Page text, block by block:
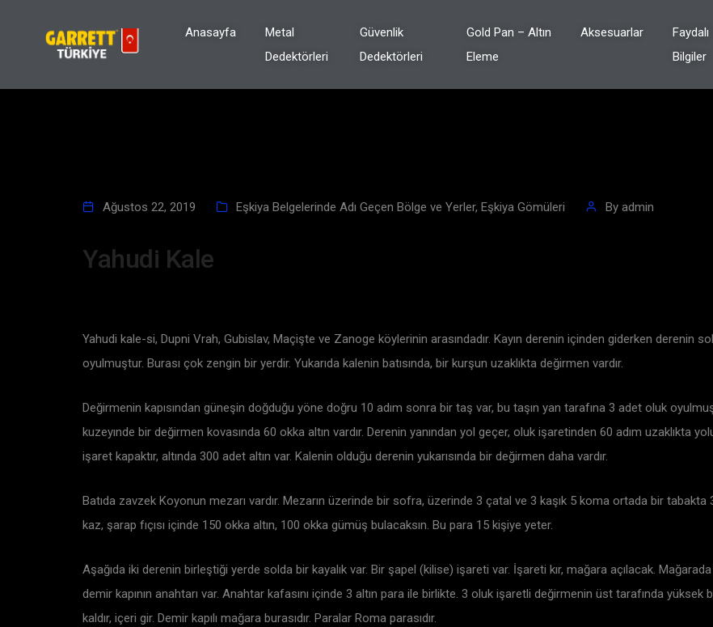
Anasayfa
Metal
Dedektörleri
Güvenlik
Dedektörleri
Gold Pan – Altın
Eleme
Aksesuarlar
Faydalı
Bilgiler
Ağustos 22, 2019 Eşkiya Belgelerinde Adı Geçen Bölge ve Yerler, Eşkiya Gömüleri By admin
Yahudi Kale
Yahudi kale-si, Dupni Vrah, Gubislav, Maçişte ve Zanoge köylerinin arasındadır. Kayın derenin içinden giderken derenin
oyulmuştur. Burası çok zengin bir yerdir. Yukarıda kalenin batısında, bir kurşun uzaklıkta değirmen vardır.
Değirmenin kapısından güneşin doğduğu yöne doğru 10 adım sonra bir taş var, bu taşın yan tarafına 3 adet oluk
kuzeyınde bir değirmen kovasında 60 okka altın vardır. Derenin yanından yol geçer, oluk işaretinden 60 adım uzaklıkta
işaret kapaktır, altında 300 adet altın var. Kalenin olduğu derenin yukarısında bir değirmen daha vardır.
Batıda zavzek Koyonun mezarı vardır. Mezarın üzerinde bir sofra, üzerinde 3 çatal ve 3 kaşık 5 koma ortada bir tabakta
kaz, şarap fıçısı içinde 150 okka altın, 100 okka gümüş bulacaksın. Bu para 15 kişiye yeter.
Aşağıda iki derenin birleştiği yerde solda bir kayalık var. Bir şapel (kilise) işareti var. İşareti kır, mağara açılacak.
demir kapının anahtarı var. Anahtar kafasını içinde 3 altın para ile birlikte. 3 oluk işaretli değirmenin üst tarafında yüksek
kaldır, içeri gir. Demir kapılı mağara burasıdır. Paralar Roma parasıdır.